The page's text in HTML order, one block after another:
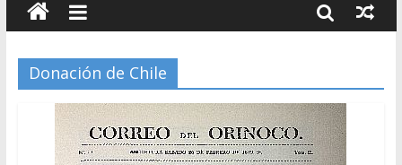
Donación de Chile